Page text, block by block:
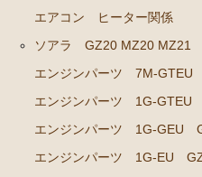
マークⅡワゴン GX70G
ブレーキパーツ（マスタ
エアコン ヒーター関係
ソアラ GZ20 MZ20 MZ21
エンジンパーツ 7M-GTEU
エンジンパーツ 1G-GTEU
エンジンパーツ 1G-GEU
エンジンパーツ 1G-EU